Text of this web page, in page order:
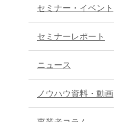
セミナー・イベント
セミナーレポート
ニュース
ノウハウ資料・動画